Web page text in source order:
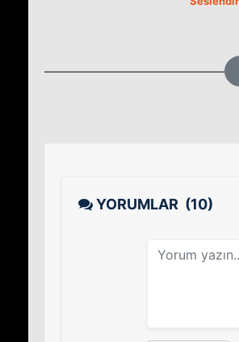
YORUMLAR (10)